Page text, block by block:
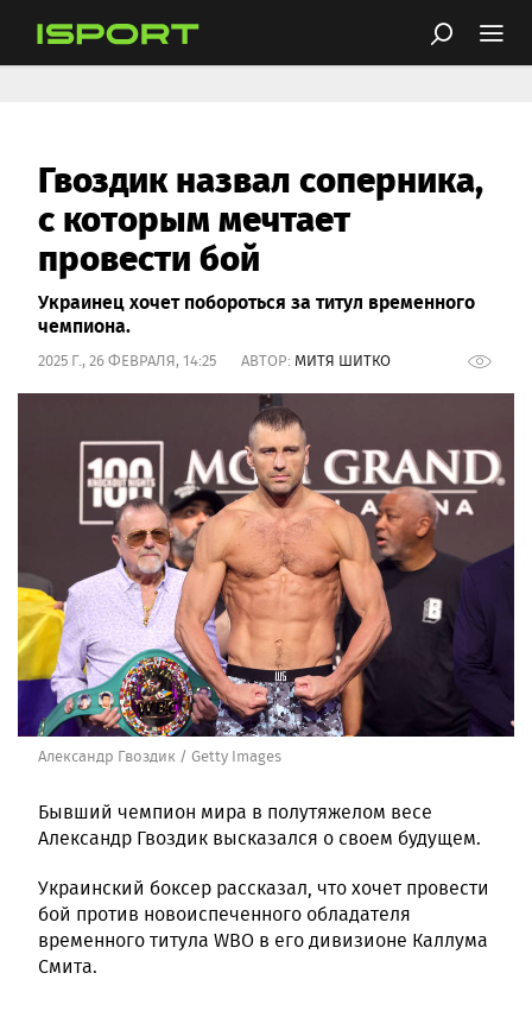
Гвоздик назвал соперника,
с которым мечтает
провести бой
Украинец хочет побороться за титул временного
чемпиона.
2025 Г., 26 ФЕВРАЛЯ, 14:25 АВТОР: МИТЯ ШИТКО
Александр Гвоздик / Getty Images
Бывший чемпион мира в полутяжелом весе
Александр Гвоздик высказался о своем будущем.
Украинский боксер рассказал, что хочет провести
бой против новоиспеченного обладателя
временного титула WBO в его дивизионе Каллума
Смита.